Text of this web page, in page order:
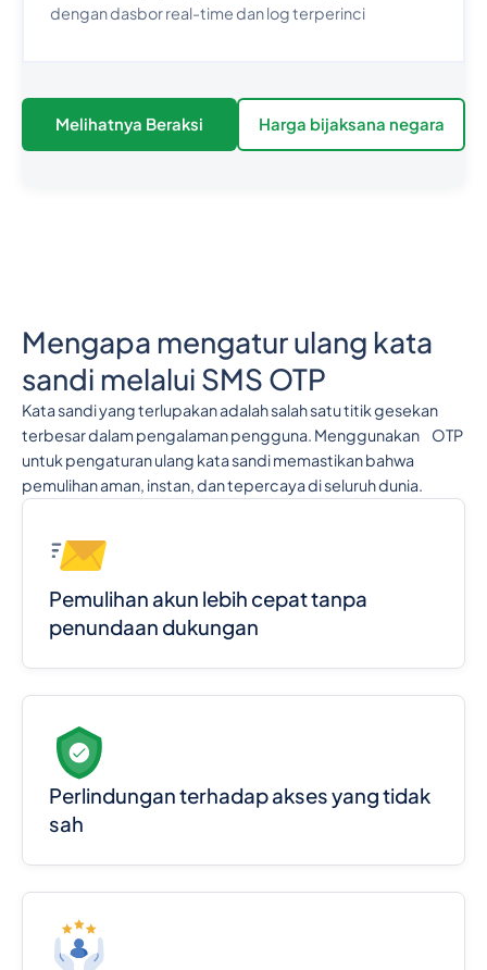
dengan dasbor real-time dan log terperinci
Melihatnya Beraksi Harga bijaksana negara
Mengapa mengatur ulang kata
sandi melalui SMS OTP
Kata sandi yang terlupakan adalah salah satu titik gesekan
terbesar dalam pengalaman pengguna. Menggunakan OTP
untuk pengaturan ulang kata sandi memastikan bahwa
pemulihan aman, instan, dan tepercaya di seluruh dunia.
Pemulihan akun lebih cepat tanpa
penundaan dukungan
Perlindungan terhadap akses yang tidak
sah